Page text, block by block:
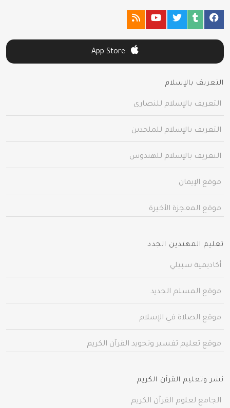
التعريف بالإسلام
التعريف بالإسلام للنصارى
التعريف بالإسلام للملحدين
التعريف بالإسلام للهندوس
موقع الإيمان
موقع المعجزة الأخيرة
تعليم المهتدين الجدد
أكاديمية سبيلي
موقع المسلم الجديد
موقع الصلاة في الإسلام
موقع تعليم تفسير وتجويد القرآن الكريم
نشر وتعليم القرآن الكريم
الجامع لعلوم القرآن الكريم